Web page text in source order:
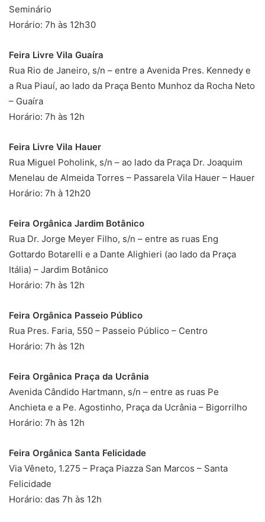
Seminário
Horário: 7h às 12h30
Feira Livre Vila Guaíra
Rua Rio de Janeiro, s/n – entre a Avenida Pres. Kennedy e
a Rua Piauí, ao lado da Praça Bento Munhoz da Rocha Neto
– Guaíra
Horário: 7h às 12h
Feira Livre Vila Hauer
Rua Miguel Poholink, s/n – ao lado da Praça Dr. Joaquim
Menelau de Almeida Torres – Passarela Vila Hauer – Hauer
Horário: 7h à 12h20
Feira Orgânica Jardim Botânico
Rua Dr. Jorge Meyer Filho, s/n – entre as ruas Eng
Gottardo Botarelli e a Dante Alighieri (ao lado da Praça
Itália) – Jardim Botânico
Horário: 7h às 12h
Feira Orgânica Passeio Público
Rua Pres. Faria, 550 – Passeio Público – Centro
Horário: 7h às 12h
Feira Orgânica Praça da Ucrânia
Avenida Cândido Hartmann, s/n – entre as ruas Pe
Anchieta e a Pe. Agostinho, Praça da Ucrânia – Bigorrilho
Horário: 7h às 12h
Feira Orgânica Santa Felicidade
Via Vêneto, 1.275 – Praça Piazza San Marcos – Santa
Felicidade
Horário: das 7h às 12h